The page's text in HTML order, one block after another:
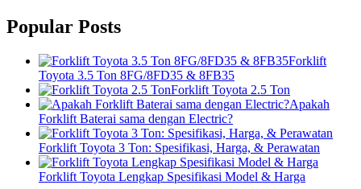
Popular Posts
Forklift
Toyota 3.5 Ton 8FG/8FD35 & 8FB35
Forklift Toyota 2.5 Ton
Apakah
Forklift Baterai sama dengan Electric?
Forklift Toyota 3 Ton: Spesifikasi, Harga, & Perawatan
Forklift Toyota Lengkap Spesifikasi Model & Harga